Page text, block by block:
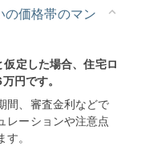
の価格帯のマン
定した場合、住宅ロ
円です。
間、審査金利などで
レーションや注意点
。